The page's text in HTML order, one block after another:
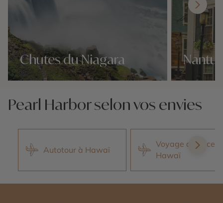
Chutes du Niagara
Pearl Harbor selon vos envies
Autotour à Hawaï
Voyage de noces
Hawaï